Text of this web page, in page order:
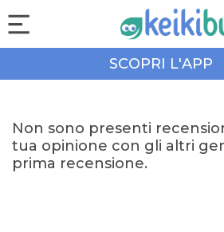
SCOPRI L'APP
PONZIN F.LLI
Non sono presenti
tua opinione con gli altri
prima recensione.